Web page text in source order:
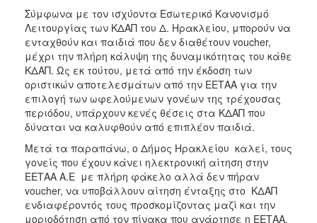
Σύμφωνα με τον ισχύοντα Εσωτερικό Κανονισμό
Λειτουργίας των ΚΔΑΠ του Δ. Ηρακλείου, μπορούν να
ενταχθούν και παιδιά που δεν διαθέτουν voucher,
μέχρι την πλήρη κάλυψη της δυναμικότητας του κάθε
ΚΔΑΠ. Ως εκ τούτου, μετά από την έκδοση των
οριστικών αποτελεσμάτων από την ΕΕΤΑΑ για την
επιλογή των ωφελούμενων γονέων της τρέχουσας
περιόδου, υπάρχουν κενές θέσεις στα ΚΔΑΠ που
δύναται να καλυφθούν από επιπλέον παιδιά.
Μετά τα παραπάνω, ο Δήμος Ηρακλείου καλεί, τους
γονείς που έχουν κάνει ηλεκτρονική αίτηση στην
ΕΕΤΑΑ Α.Ε με πλήρη φάκελο αλλά δεν πήραν
voucher, να υποβάλλουν αίτηση ένταξης στο ΚΔΑΠ
ενδιαφέροντός τους προσκομίζοντας μαζί και την
μοριοδότηση από τον πίνακα που ανάρτησε η ΕΕΤΑΑ.